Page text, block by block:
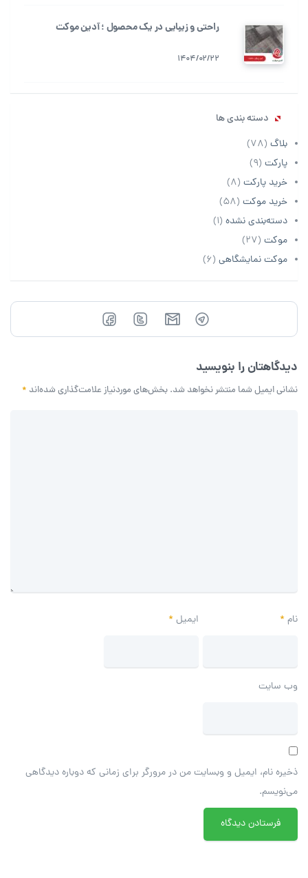
راحتی و زیبایی در یک محصول ؛ آدین موکت
1404/02/22
دسته بندی ها
بلاگ (78)
پارکت (9)
خرید پارکت (8)
خرید موکت (58)
دسته‌بندی نشده (1)
موکت (27)
موکت نمایشگاهی (6)
دیدگاهتان را بنویسید
نشانی ایمیل شما منتشر نخواهد شد. بخش‌های موردنیاز علامت‌گذاری شده‌اند *
نام* ایمیل*
وب‌ سایت
ذخیره نام، ایمیل و وبسایت من در مرورگر برای زمانی که دوباره دیدگاهی
می‌نویسم.